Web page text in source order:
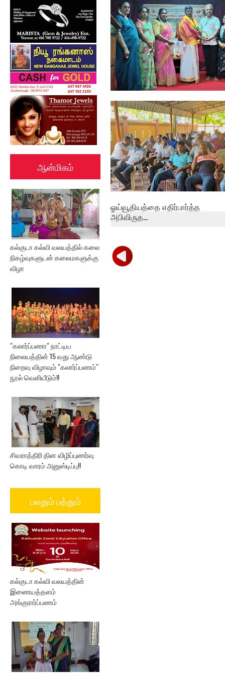
ஆன்மிகம்
கல்குடா கல்வி வலயத்தில் கலை
நிகழ்வுகளுடன் கலைமகளுக்கு
விழா
"கலார்ப்பணா" நாட்டிய
நிலையத்தின் 15 வது ஆண்டு
நிறைவு விழாவும் "கலார்ப்பணம்"
நூல் வெளியீடும்!!
சிவராத்திரி தின விழிப்புணர்வு
கொடி வாரம் அனுஸ்டிப்பு!!
பலதும் பத்தும்
கல்குடா கல்வி வலயத்தின்
இணையத்தளம்
அங்குரார்ப்பணம்
பேத்தாழை பொது நூலகத்தில்
உலக புத்தக...
ஓய்வூதியத்தை எதிர்பார்த்த
அபிவிருத...